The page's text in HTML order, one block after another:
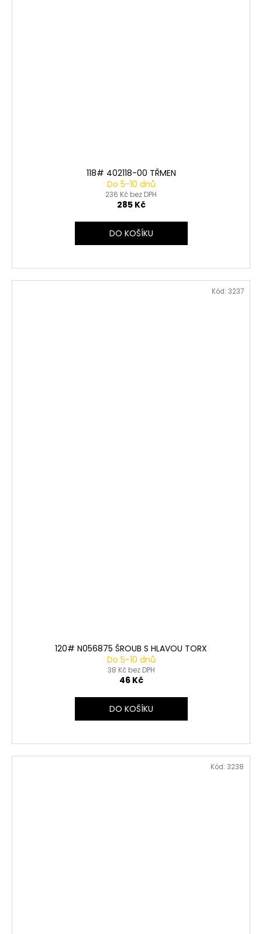
118# 402118-00 TŘMEN
Do 5-10 dnů
236 Kč bez DPH
285 Kč
DO KOŠÍKU
120# N056875 ŠROUB S HLAVOU TORX
Do 5-10 dnů
38 Kč bez DPH
46 Kč
DO KOŠÍKU
Kód: 3237
Kód: 3238